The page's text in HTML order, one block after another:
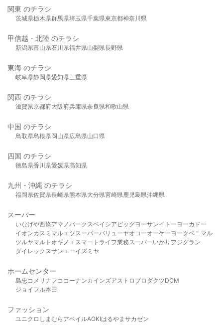
関東 のチラシ
茨城県栃木県群馬県埼玉県千葉県東京都神奈川県
甲信越・北陸 のチラシ
新潟県富山県石川県福井県山梨県長野県
東海 のチラシ
岐阜県静岡県愛知県三重県
関西 のチラシ
滋賀県京都府大阪府兵庫県奈良県和歌山県
中国 のチラシ
鳥取県島根県岡山県広島県山口県
四国 のチラシ
徳島県香川県愛媛県高知県
九州・沖縄 のチラシ
福岡県佐賀県長崎県熊本県大分県宮崎県鹿児島県沖縄県
スーパー
いなげや西條アマノパークスベイシア ビッグヨーサンイトーヨーカドー
イオンカスミ マルエツスーパーバリューヤオコーオーケー ヨークベニマル
ツルヤマルト オギノ エスマート ライフ業務スーパーいかり フジグラン
ダイレックスサンエーイズミヤ
ホームセンター
島忠 コメリ ナフコ コーナンカインズアストロプロダクツDCM
ジョイフル本田
ファッション
ユニクロ しまむら アベイルAOKIはるやま サカゼン